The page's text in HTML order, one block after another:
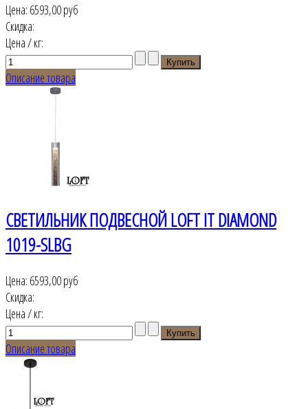
Цена: 6593,00 руб
Скидка:
Цена / кг:
Описание товара
СВЕТИЛЬНИК ПОДВЕСНОЙ LOFT IT DIAMOND
1019-SLBG
Цена: 6593,00 руб
Скидка:
Цена / кг:
Описание товара